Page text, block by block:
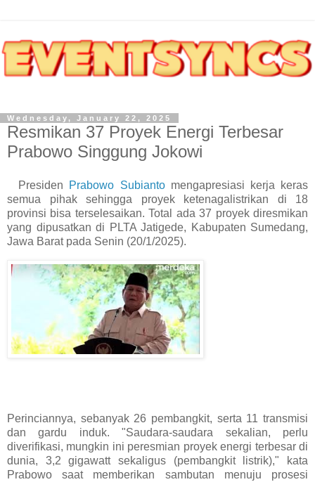
Wednesday, January 22, 2025
Resmikan 37 Proyek Energi Terbesar
Prabowo Singgung Jokowi
Presiden Prabowo Subiantomengapresiasi kerja keras
semua pihak sehingga proyek ketenagalistrikan di 18
provinsi bisa terselesaikan. Total ada 37 proyek diresmikan
yang dipusatkan di PLTA Jatigede, Kabupaten Sumedang,
Jawa Barat pada Senin (20/1/2025).
Perinciannya, sebanyak 26 pembangkit, serta 11 transmisi
dan gardu induk. "Saudara-saudara sekalian, perlu
diverifikasi, mungkin ini peresmian proyek energi terbesar di
dunia, 3,2 gigawatt sekaligus (pembangkit listrik)," kata
Prabowo saat memberikan sambutan menuju prosesi